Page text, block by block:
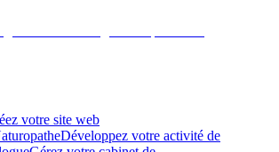
votre site web
Développez votre activité de